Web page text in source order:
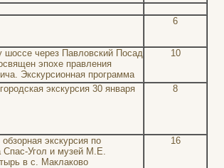
6
через Павловский Посад
эпохе правления
Экскурсионная программа
10
экскурсия 30 января 8
экскурсия по
Спас-Угол и музей М.Е.
в с. Маклаково
16